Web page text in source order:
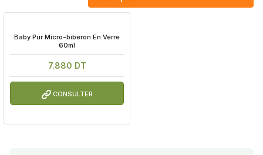
Baby Pur Micro-biberon En Verre
60ml
7.880 DT
CONSULTER